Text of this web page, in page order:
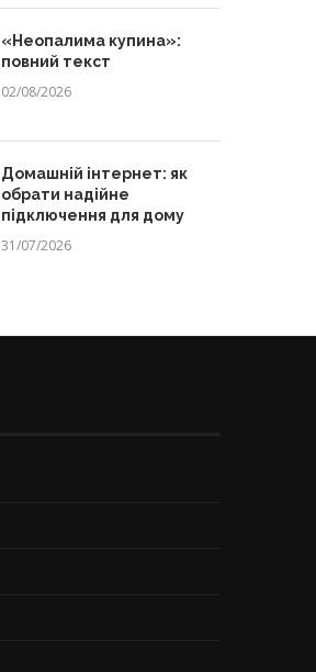
«Неопалима купина»:
повний текст
02/08/2026
Домашній інтернет: як
обрати надійне
підключення для дому
31/07/2026